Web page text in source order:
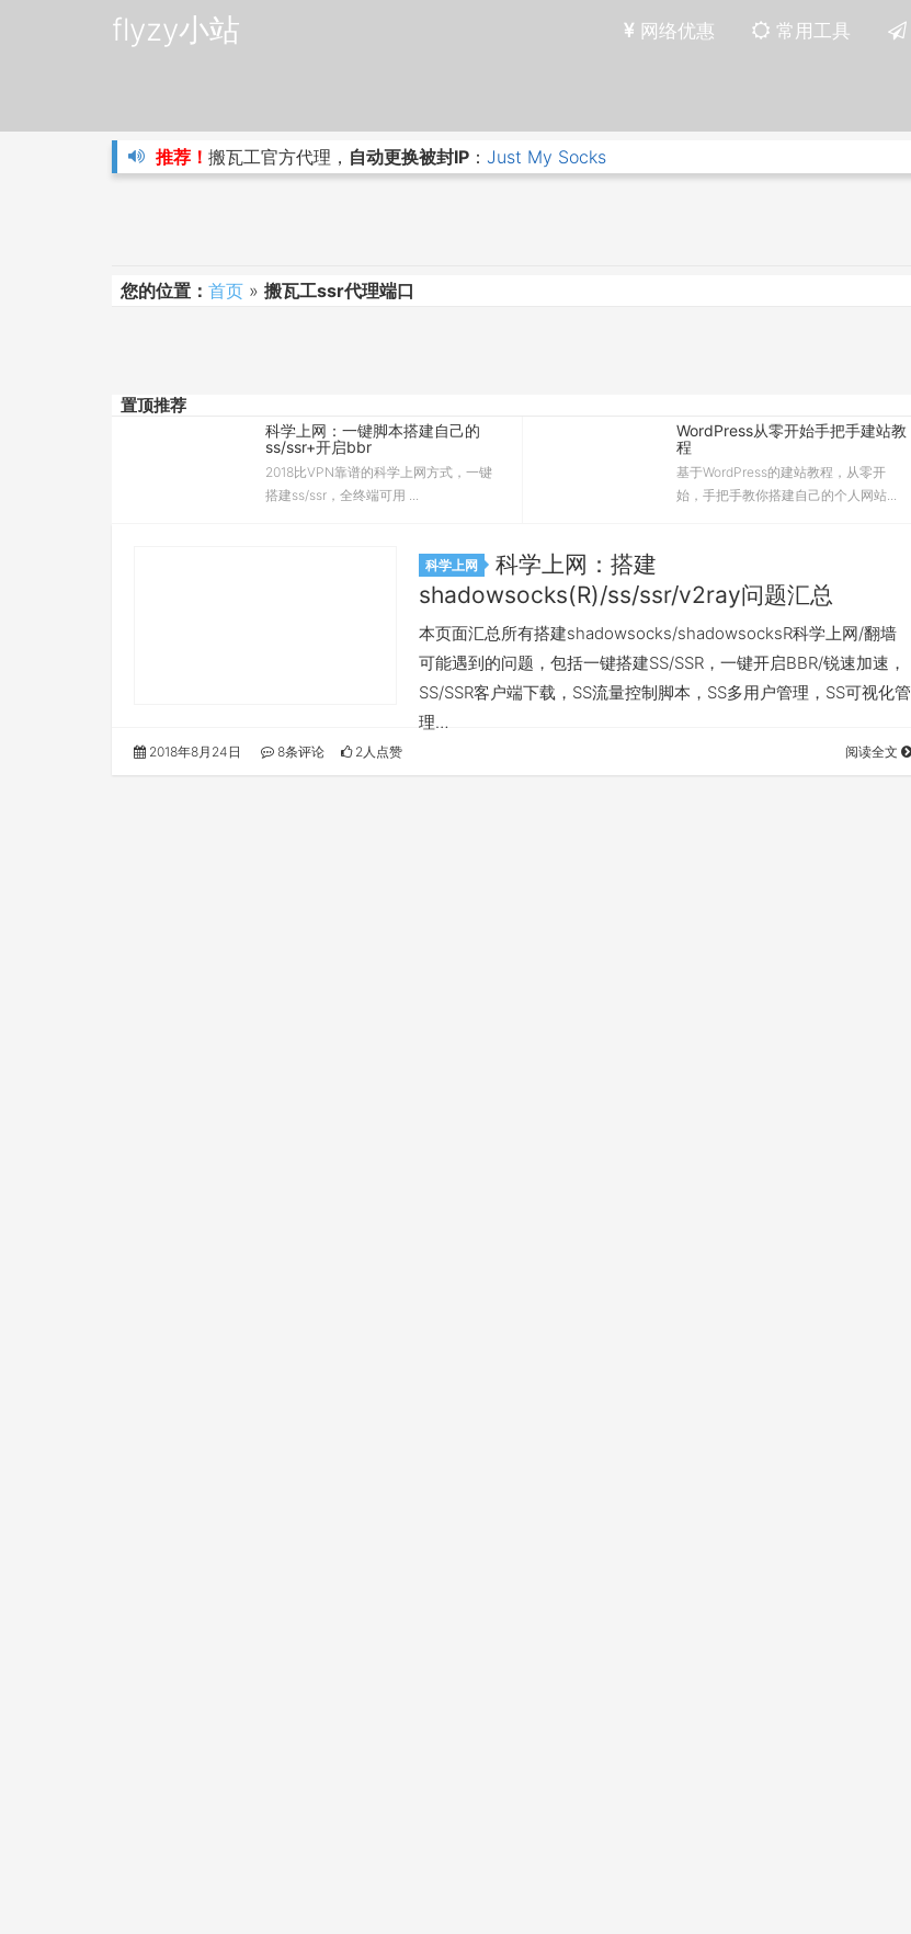
flyzy小站 网络优惠 常用工具
推荐！ 搬瓦工官方代理， 自动更换被封IP ： Just My Socks
您的位置： 首页 » 搬瓦工ssr代理端口
置顶推荐
科学上网：一键脚本搭建自己的
ss/ssr+开启bbr
2018比VPN靠谱的科学上网方式，一键
搭建ss/ssr，全终端可用 ...
WordPress从零开始手把手建站教
程
基于WordPress的建站教程，从零开
始，手把手教你搭建自己的个人网站...
科学上网
科学上网：搭建
shadowsocks(R)/ss/ssr/v2ray问题汇总
本页面汇总所有搭建shadowsocks/shadowsocksR科学上网/翻墙
可能遇到的问题，包括一键搭建SS/SSR，一键开启BBR/锐速加速，
SS/SSR客户端下载，SS流量控制脚本，SS多用户管理，SS可视化管
理…
2018年8月24日 8条评论 2人点赞 阅读全文